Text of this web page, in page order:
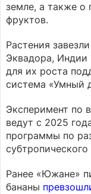
земле, а также о
фруктов.
Растения
Эквадора,
для их роста
система «Умный
Эксперимент по
ведут с 2025
программы по
Ранее «Южане»
бананы